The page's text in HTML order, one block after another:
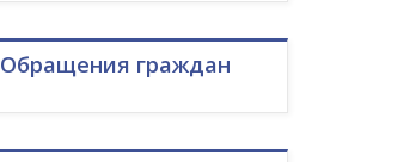
Обращения граждан